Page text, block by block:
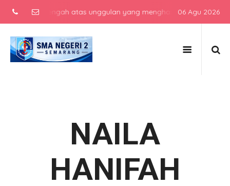
menengah atas unggulan yang menghasilkan lulusan
06 Agu 2026
NAILA
HANIFAH